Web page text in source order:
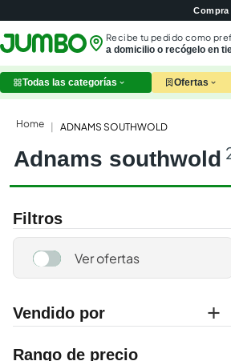
Compra
Recibe tu pedido como
a domicilio o recógelo en
Todas las categorías Ofertas
ADNAMS SOUTHWOLD
adnams southwold
Filtros
Vendido por
jumbo